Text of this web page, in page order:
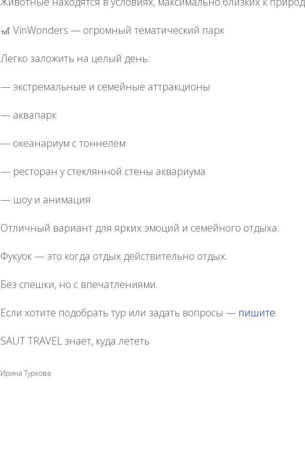
🎢 VinWonders — огромный тематический парк
Легко заложить на целый день:
— экстремальные и семейные аттракционы
— аквапарк
— океанариум с тоннелем
— ресторан у стеклянной стены аквариума
— шоу и анимация
Отличный вариант для ярких эмоций и семейного отдыха.
Фукуок — это когда отдых действительно отдых.
Без спешки, но с впечатлениями.
Если хотите подобрать тур или задать вопросы — пишите.
SAUT TRAVEL знает, куда лететь
Ирина Туркова